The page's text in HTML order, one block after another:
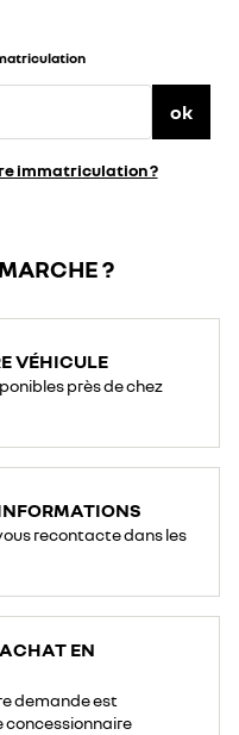
ok
immatriculation ?
?
VÉHICULE
près de chez
recontacte dans les
EN
demande est
concessionnaire